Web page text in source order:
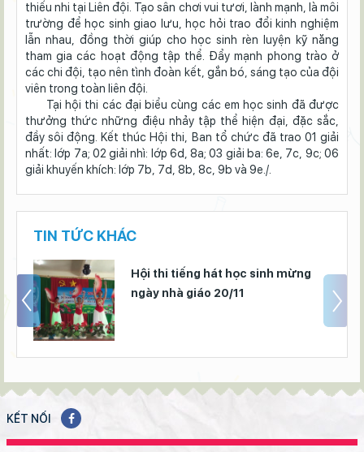
thiếu nhi tại Liên đội. Tạo sân chơi vui tươi, lành mạnh, là môi
trường để học sinh giao lưu, học hỏi trao đổi kinh nghiệm
lẫn nhau, đồng thời giúp cho học sinh rèn luyện kỹ năng
tham gia các hoạt động tập thể. Đẩy mạnh phong trào ở
các chi đội, tạo nên tình đoàn kết, gắn bó, sáng tạo của đội
viên trong toàn liên đội.
Tại hội thi các đại biểu cùng các em học sinh đã được
thưởng thức những điệu nhảy tập thể hiện đại, đặc sắc,
đầy sôi động. Kết thúc Hội thi, Ban tổ chức đã trao 01 giải
nhất: lớp 7a; 02 giải nhì: lớp 6d, 8a; 03 giải ba: 6e, 7c, 9c; 06
giải khuyến khích: lớp 7b, 7d, 8b, 8c, 9b và 9e./.
TIN TỨC KHÁC
Hội thi tiếng hát học sinh mừng
ngày nhà giáo 20/11
KẾT NỐI